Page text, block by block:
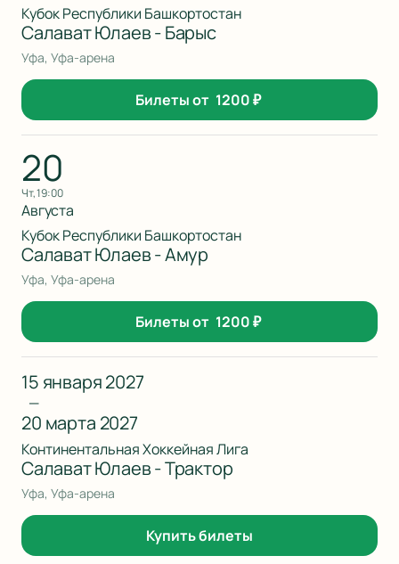
Кубок Республики Башкортостан
Салават Юлаев - Барыс
Уфа, Уфа-арена
Билеты от 1200₽
20
чт, 19:00
Августа
Кубок Республики Башкортостан
Салават Юлаев - Амур
Уфа, Уфа-арена
Билеты от 1200₽
15 января 2027
—
20 марта 2027
Континентальная Хоккейная Лига
Салават Юлаев - Трактор
Уфа, Уфа-арена
Купить билеты